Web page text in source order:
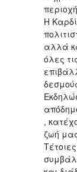
Η
αλλά
όλες
,
ζωή